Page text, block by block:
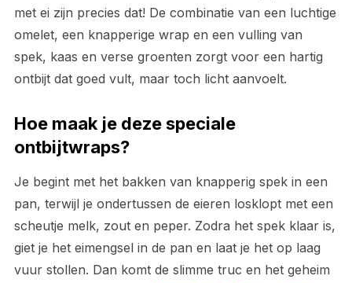
met ei zijn precies dat! De combinatie van een luchtige
omelet, een knapperige wrap en een vulling van
spek, kaas en verse groenten zorgt voor een hartig
ontbijt dat goed vult, maar toch licht aanvoelt.
Hoe maak je deze speciale
ontbijtwraps?
Je begint met het bakken van knapperig spek in een
pan, terwijl je ondertussen de eieren losklopt met een
scheutje melk, zout en peper. Zodra het spek klaar is,
giet je het eimengsel in de pan en laat je het op laag
vuur stollen. Dan komt de slimme truc en het geheim